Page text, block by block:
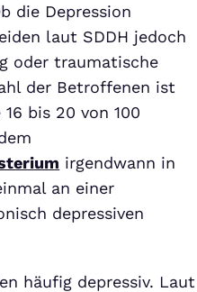
die Depression
laut SDDH jedoch
oder traumatische
der Betroffenen ist
bis 20 von 100
irgendwann in
an einer
depressiven
häufig depressiv. Laut